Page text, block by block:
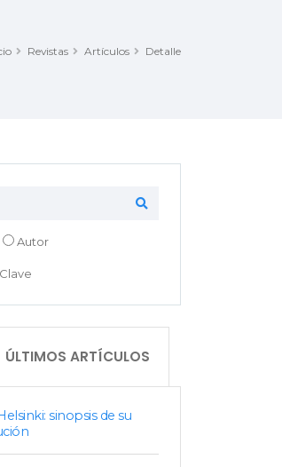
Revistas Artículos Detalle
Autor
ÚLTIMOS ARTÍCULOS
sinopsis de su